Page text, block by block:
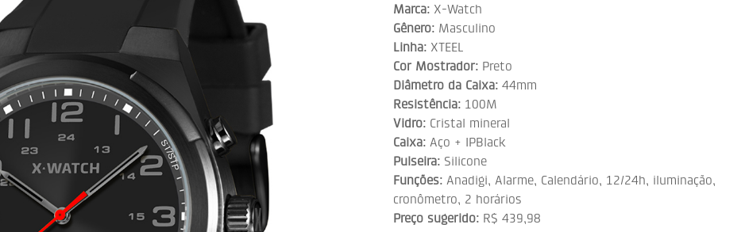
Marca: X-Watch
Gênero: Masculino
Linha: XTEEL
Cor Mostrador: Preto
Diâmetro da Caixa: 44mm
Resistência: 100M
Vidro: Cristal mineral
Caixa: Aço + IPBlack
Pulseira: Silicone
Funções: Anadigi, Alarme, Calendário, 12/24h, iluminação,
cronômetro, 2 horários
Preço sugerido: R$ 439,98